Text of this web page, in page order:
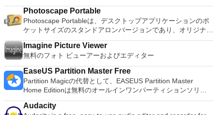
ル、結合ツール、GIF作成ツール、カラーなど、あらゆる種類
の写真関連機能を備えています。ピッカー、スクリーンキャプ
チャツール、およびRAW画像のサポート。 主な機能は次のと
おりです。 エディター：回転、サイズ変更、トリミング、色
調整、フィルム効果、光漏れ、逆光補正、ブルーム、HDR、
ディヘイズ。 ホワイトバランス、カーブ、ペイントブラシ、
スポットヒーリングブラシ、赤目補正、ゆがみ。 バッチ：複
数の写真をバッチ編集します。 ビューアー：フォトブラウザ
ー、フルスクリーンビューアー、バッチ名前変更、バッチサイ
ズ変更、バッチ形式変更、ロスレス回転、共有（電子メール、
Twitter、Facebook、Picasa、Flickr）、Exifビューアー。 コラ
ージュ：複数の写真をコラージュフレームにマージして、最終
Photoscape Portable
Photoscape Portableは、デスクトップアプリケーションのポ
ケットサイズのスタンドアロンバージョンであり、オリジナル
と同様に、Photoscape Portableは優れた写真編集ツールで
す。これには、表示、最適化、編集、印刷、そして写真。この
アプリケーションは無料で、USBスティックから直接実行され
ます。 Photoscape Portableには、異常に設計されたインター
フェイスがあります。丸い形のメニューから、ファイル名変
更、カラーピッカー、スクリーンキャプチャツール、RAWコ
ンバーター、アニメーションGIFを作成するツールなど、すべ
てのツールにアクセスできます。 写真や画像の簡単な概要を
簡単に最適化するプログラムを探しているなら、Photoscape
Imagine Picture Viewer
無料のフォト ビューアーおよびエディター
EaseUS Partition Master Free
Partition Magicの代替として、EASEUS Partition Master
Home Editionは無料のオールインワンパーティションソリュ
ーションおよびディスク管理ユーティリティです。パーティシ
ョンの拡張（特にシステムドライブ用）、ディスク領域の管
Audacity